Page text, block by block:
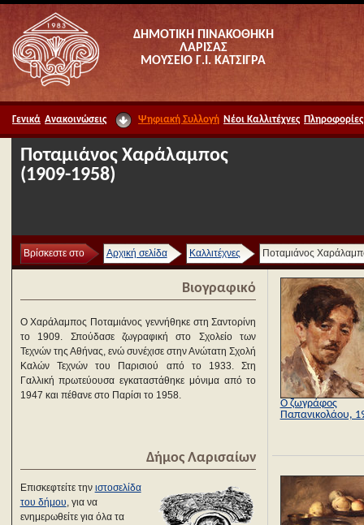
ΔΗΜΟΤΙΚΗ ΠΙΝΑΚΟΘΗΚΗ
ΛΑΡΙΣΑΣ
ΜΟΥΣΕΙΟ Γ.Ι. ΚΑΤΣΙΓΡΑ
Γενικά Ανακοινώσεις Ψηφιακή Συλλογή Νέοι Καλλιτέχνες Πληροφορίες
Ποταμιάνος Χαράλαμπος
(1909-1958)
Βρίσκεστε στο Αρχική σελίδα Καλλιτέχνες Ποταμιάνος
Βιογραφικό
Ο Χαράλαμπος Ποταμιάνος γεννήθηκε στη Σαντορίνη
το 1909. Σπούδασε ζωγραφική στο Σχολείο των
Τεχνών της Αθήνας, ενώ συνέχισε στην Ανώτατη Σχολή
Καλών Τεχνών του Παρισιού από το 1933. Στη
Γαλλική πρωτεύουσα εγκαταστάθηκε μόνιμα από το
1947 και πέθανε στο Παρίσι το 1958.
Δήμος Λαρισαίων
Επισκεφτείτε την ιστοσελίδα
του δήμου, για να
ενημερωθείτε για όλα τα
Ο ζωγράφος
Παπανικολάου,